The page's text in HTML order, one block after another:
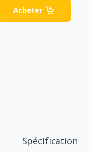
Acheter
Spécification